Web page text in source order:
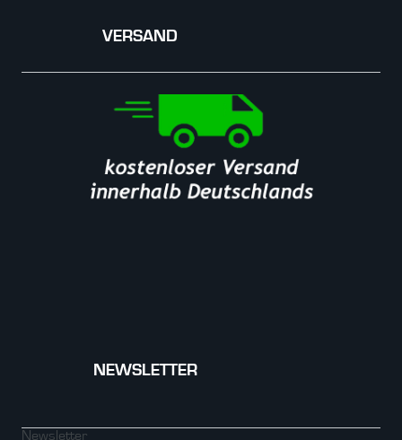
VERSAND
NEWSLETTER
Newsletter